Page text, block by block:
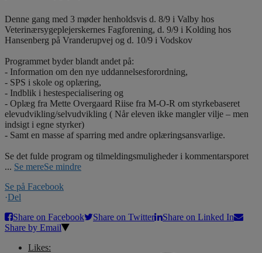
Denne gang med 3 møder henholdsvis d. 8/9 i Valby hos
Veterinærsygeplejerskernes Fagforening, d. 9/9 i Kolding hos
Hansenberg på Vranderupvej og d. 10/9 i Vodskov
Programmet byder blandt andet på:
- Information om den nye uddannelsesforordning,
- SPS i skole og oplæring,
- Indblik i hestespecialisering og
- Oplæg fra Mette Overgaard Riise fra M-O-R om styrkebaseret
elevudvikling/selvudvikling ( Når eleven ikke mangler vilje – men
indsigt i egne styrker)
- Samt en masse af sparring med andre oplæringsansvarlige.
Se det fulde program og tilmeldingsmuligheder i kommentarsporet
... Se mereSe mindre
Se på Facebook
·Del
Share on Facebook
Share on Twitter
Share on Linked In
Share by Email
Likes: